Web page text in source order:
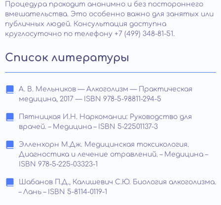
Процедура проходит анонимно и без постороннего
вмешательства. Это особенно важно для занятых или
публичных людей. Консультация доступна
круглосуточно по телефону +7 (499) 348-81-51.
Список литературы
А. В. Мельников — Алкоголизм — Практическая
медицина, 2017 — ISBN 978-5-98811-294-5
Пятницкая И.Н. Наркомании: Руководство для
врачей. – Медицина – ISBN 5-22501137-3
Элленхорн М.Дж. Медицинская токсикология.
Диагностика и лечение отравлений. – Медицина –
ISBN 978-5-225-03323-1
Шабанов П.Д., Калишевич С.Ю. Биология алкоголизма.
– Лань – ISBN 5-8114-0119-1